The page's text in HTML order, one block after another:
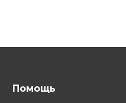
Помощь